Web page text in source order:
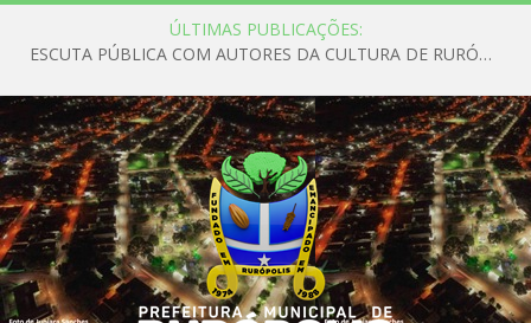
ÚLTIMAS PUBLICAÇÕES:
ESCUTA PÚBLICA COM AUTORES DA CULTURA DE RURÓPOLIS